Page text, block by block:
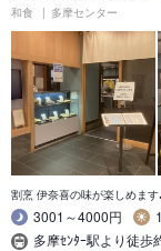
和食 多摩センター
割烹 伊奈喜の味が楽しめま
3001～4000円
多摩ｾﾝﾀｰ駅より徒歩